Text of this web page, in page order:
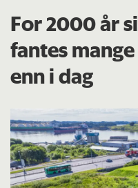
For 2000 år
fantes
enn i dag